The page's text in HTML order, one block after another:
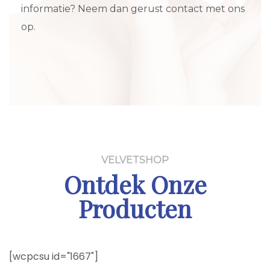
informatie? Neem dan gerust contact met ons
op.
VELVETSHOP
Ontdek Onze
Producten
[wcpcsu id="1667"]